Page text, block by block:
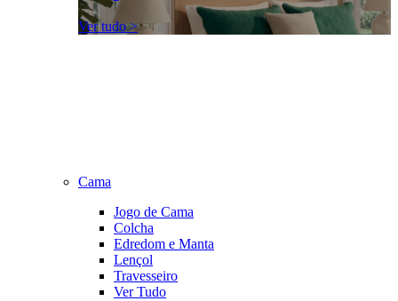
Ver tudo >
Cama
Jogo de Cama
Colcha
Edredom e Manta
Lençol
Travesseiro
Ver Tudo